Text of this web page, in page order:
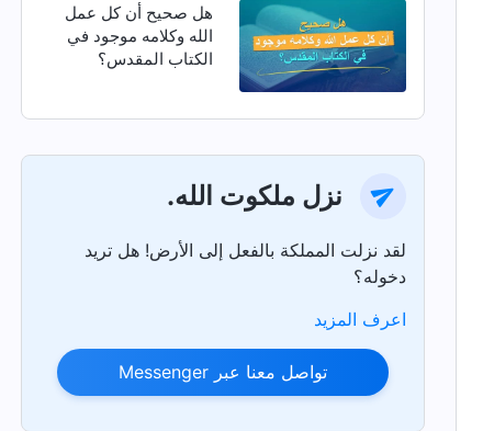
هل صحيح أن كل عمل
الله وكلامه موجود في
الكتاب المقدس؟
نزل ملكوت الله.
لقد نزلت المملكة بالفعل إلى الأرض! هل تريد
دخوله؟
اعرف المزيد
تواصل معنا عبر Messenger